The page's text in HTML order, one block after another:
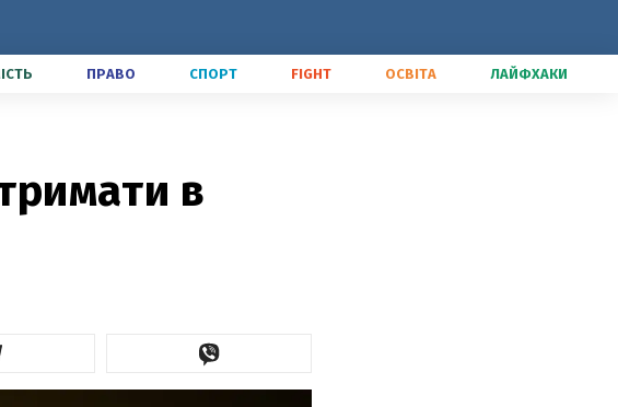
ПРАВО СПОРТ FIGHT ОСВІТА ЛАЙФХАКИ
в